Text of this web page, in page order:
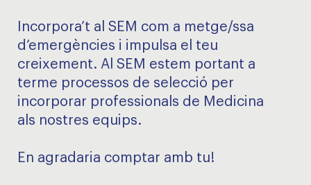
Incorpora’t al SEM com a metge/ssa
d’emergències i impulsa el teu
creixement. Al SEM estem portant a
terme processos de selecció per
incorporar professionals de Medicina
als nostres equips.
En agradaria comptar amb tu!